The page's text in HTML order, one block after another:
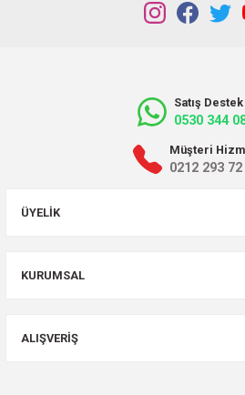
Satış Destek
0530 344
Müşteri
0212 293 72
ÜYELIK
KURUMSAL
ALIŞVERIŞ